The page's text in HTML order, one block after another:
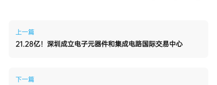
上一篇
21.28亿！深圳成立电子元器件和集成电路国际交易中心
下一篇